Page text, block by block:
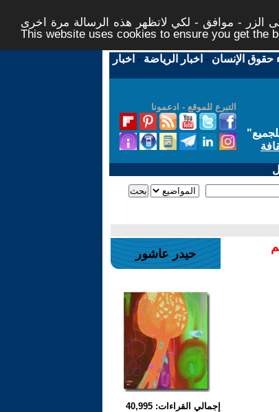
الزر - موافق - لكي لاتظهر هذه الرسالة مرة اخرى -
This website uses cookies to ensure you get the
حقوق الإنسان - اخبار الرياضة - اخبار
التبرع للموقع - ادعمونا
"
حيدر عاشور
إجمالي القراءات: 40,995